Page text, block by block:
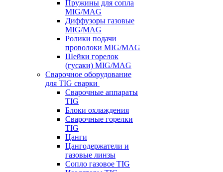
Пружины для сопла
MIG/MAG
Диффузоры газовые
MIG/MAG
Ролики подачи
проволоки MIG/MAG
Шейки горелок
(гусаки) MIG/MAG
Сварочное оборудование
для TIG сварки
Сварочные аппараты
TIG
Блоки охлаждения
Сварочные горелки
TIG
Цанги
Цангодержатели и
газовые линзы
Сопло газовое TIG